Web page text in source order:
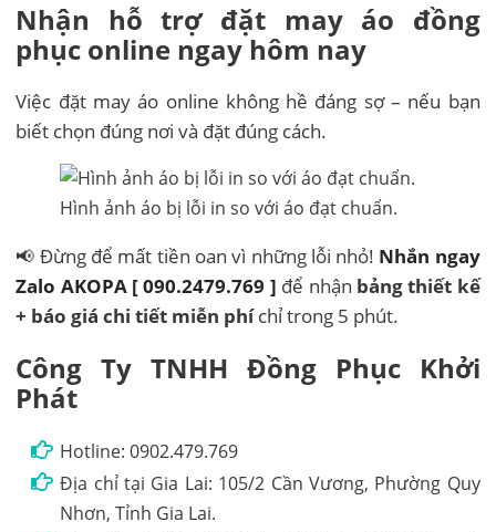
Nhận hỗ trợ đặt may áo đồng
phục online ngay hôm nay
Việc đặt may áo online không hề đáng sợ – nếu bạn
biết chọn đúng nơi và đặt đúng cách.
Hình ảnh áo bị lỗi in so với áo đạt chuẩn.
📢 Đừng để mất tiền oan vì những lỗi nhỏ! Nhắn ngay
Zalo AKOPA [ 090.2479.769 ] để nhận bảng thiết kế
+ báo giá chi tiết miễn phíchỉ trong 5 phút.
Công Ty TNHH Đồng Phục Khởi
Phát
Hotline: 0902.479.769
Địa chỉ tại Gia Lai: 105/2 Cần Vương, Phường Quy
Nhơn, Tỉnh Gia Lai.